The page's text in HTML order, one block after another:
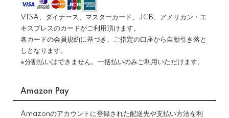
VISA、ダイナース、マスターカード、JCB、アメリカン・エ
キスプレスのカードがご利用頂けます。
各カードの会員規約に基づき、ご指定の口座から自動引き落と
しとなります。
※分割払いはできません。一括払いのみご利用いただけます。
Amazon Pay
Amazonのアカウントに登録された配送先や支払い方法を利